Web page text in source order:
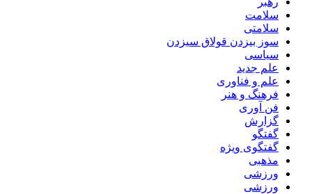
سلامت
سلامتی
سوز بیزدن قولاق سیزدن
سیاسی
علم جدید
علم و فناوری
فرهنگ و هنر
فن آوری
گزارش
گفتگو
گفتگوی ویژه
مذهبی
ورزشی
ورزشی